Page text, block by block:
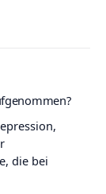
die bei